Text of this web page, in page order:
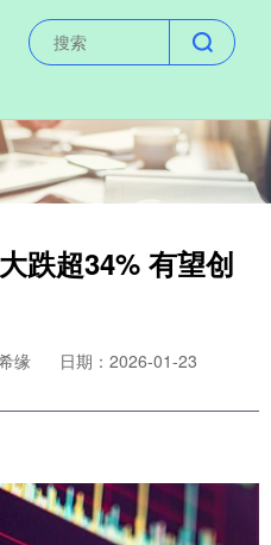
跌超34% 有望创
缘
日期：2026-01-23